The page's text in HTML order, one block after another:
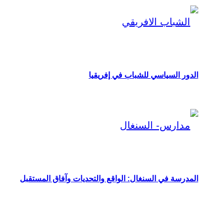
الدور السياسي للشباب في إفريقيا
المدرسة في السنغال: الواقع والتحديات وآفاق المستقبل